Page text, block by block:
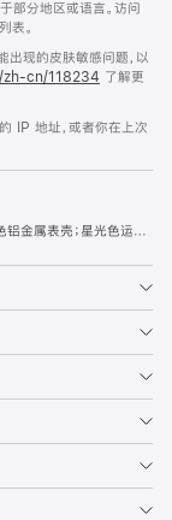
部分地区或语言。访问
表。
现的皮肤敏感问题，以
zh-cn/118234 了解更
IP 地址，或者你在上次
光色运动型表带 (S/M 号)